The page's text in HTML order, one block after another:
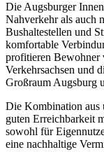
Die Augsburger
Nahverkehr als auch
Bushaltestellen und
komfortable
profitieren Bewohner
Verkehrsachsen und
Großraum Augsburg
Die Kombination aus
guten Erreichbarkeit
sowohl für
eine nachhaltige